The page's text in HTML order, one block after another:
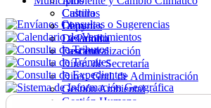
Cultura
Deportes
Desarrollo
Descentralización
Direc. de Secretaría
Direc. Gral. de Administración
Gestión Ambiental
Gestión Humana
Castillos
Chuy
La Paloma
Lascano